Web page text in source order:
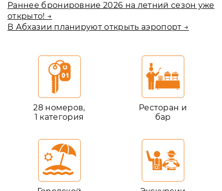
Раннее бронировние 2026 на летний сезон уже
открыто! →
В Абхазии планируют открыть аэропорт →
28 номеров,
1 категория
Ресторан и
бар